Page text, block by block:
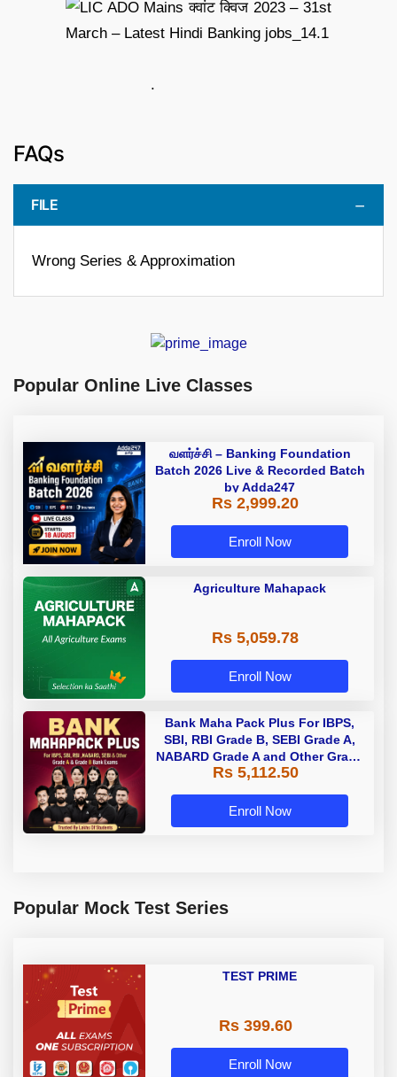
.
FAQs
FILE
Wrong Series & Approximation
Popular Online Live Classes
வளர்ச்சி – Banking Foundation
Batch 2026 Live & Recorded Batch
by Adda247
Rs 2,999.20
Enroll Now
Agriculture Mahapack
Rs 5,059.78
Enroll Now
Bank Maha Pack Plus For IBPS,
SBI, RBI Grade B, SEBI Grade A,
NABARD Grade A and Other Grade
A & Grade B Bank Exams
Rs 5,112.50
Enroll Now
Popular Mock Test Series
TEST PRIME
Rs 399.60
Enroll Now